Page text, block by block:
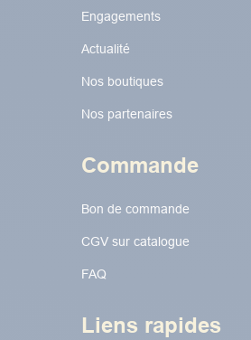
Engagements
Actualité
Nos boutiques
Nos partenaires
Commande
Bon de commande
CGV sur catalogue
FAQ
Liens rapides